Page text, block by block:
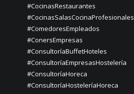
#CocinasRestaurantes
#CocinasSalasCocinaProfesionales
#ComedoresEmpleados
#ConersEmpresas
#ConsultoríaBuffetHoteles
#ConsultoríaEmpresasHostelería
#ConsultoríaHoreca
#ConsultoríaHosteleríaHoreca